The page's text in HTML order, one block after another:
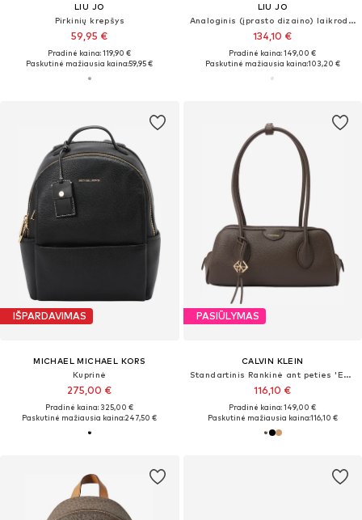
LIU JO
Pirkinių krepšys
59,95 €
Pradinė kaina: 119,90 €
Paskutinė mažiausia kaina:59,95 €
LIU JO
Analoginis (įprasto dizaino) laikrodis 'Shimler'
134,10 €
Pradinė kaina: 149,00 €
Paskutinė mažiausia kaina:103,20 €
IŠPARDAVIMAS
MICHAEL MICHAEL KORS
Kuprinė
275,00 €
Pradinė kaina: 325,00 €
Paskutinė mažiausia kaina:247,50 €
PASIŪLYMAS
CALVIN KLEIN
Standartinis Rankinė ant peties 'Emblem Pebble Grain Extended Side Shoulder'
116,10 €
Pradinė kaina: 149,00 €
Paskutinė mažiausia kaina:116,10 €